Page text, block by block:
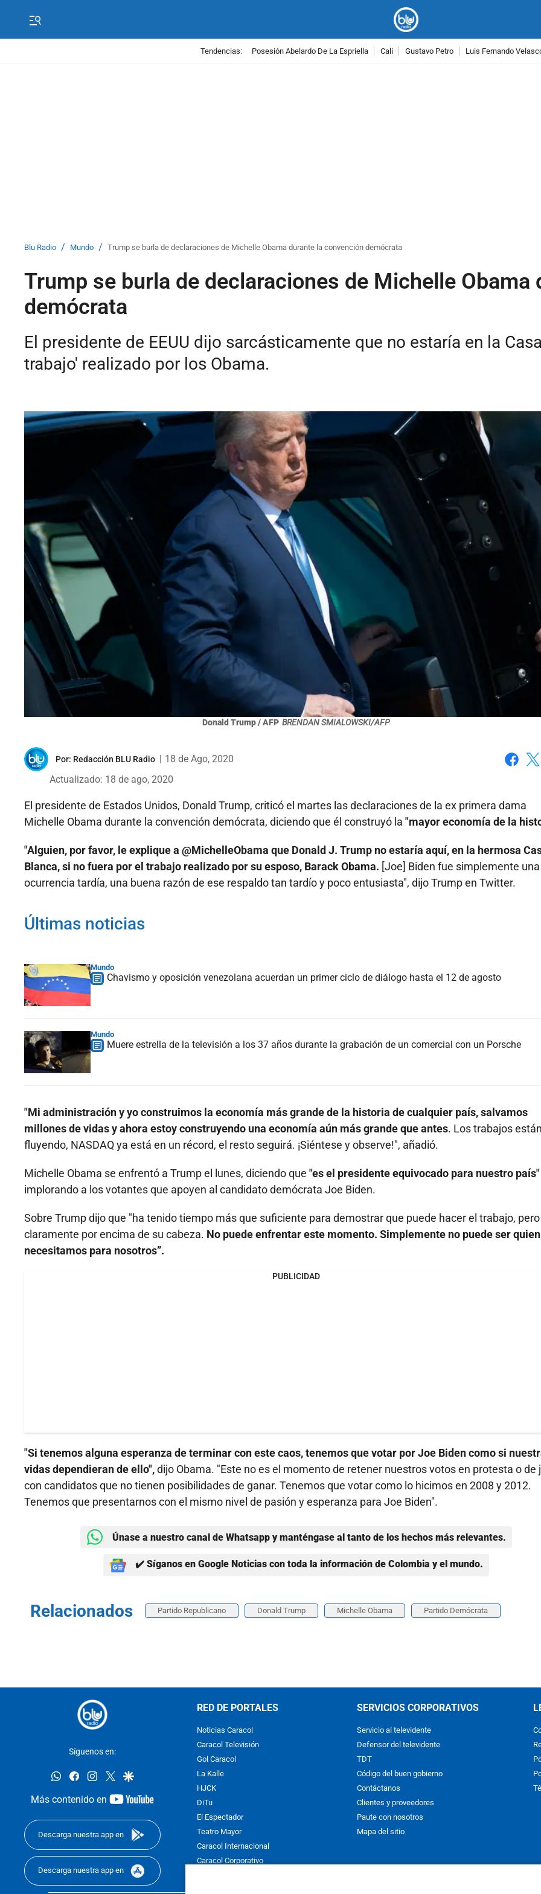
Tendencias: Posesión Abelardo De La Espriella Cali Gustavo Petro Luis Fernando
Blu Radio / Mundo / Trump se burla de declaraciones de Michelle Obama durante la convención demócrata
Trump se burla de declaraciones de Michelle Obama
demócrata
El presidente de EEUU dijo sarcásticamente que no estaría en la
trabajo' realizado por los Obama.
Donald Trump / AFP BRENDAN SMIALOWSKI/AFP
Por: Redacción BLU Radio
18 de Ago, 2020
Actualizado: 18 de ago, 2020
El presidente de Estados Unidos, Donald Trump, criticó el martes las declaraciones de la ex primera dama
Michelle Obama durante la convención demócrata, diciendo que él construyó la "mayor economía de la
"Alguien, por favor, le explique a @MichelleObama que Donald J. Trump no estaría aquí, en la hermosa
Blanca, si no fuera por el trabajo realizado por su esposo, Barack Obama. [Joe] Biden fue simplemente una
ocurrencia tardía, una buena razón de ese respaldo tan tardío y poco entusiasta", dijo Trump en Twitter.
Últimas noticias
Mundo
Chavismo y oposición venezolana acuerdan un primer ciclo de diálogo hasta el 12 de agosto
Mundo
Muere estrella de la televisión a los 37 años durante la grabación de un comercial con un Porsche
"Mi administración y yo construimos la economía más grande de la historia de cualquier país, salvamos
millones de vidas y ahora estoy construyendo una economía aún más grande que antes. Los trabajos están
fluyendo, NASDAQ ya está en un récord, el resto seguirá. ¡Siéntese y observe!", añadió.
Michelle Obama se enfrentó a Trump el lunes, diciendo que "es el presidente equivocado para nuestro país"
implorando a los votantes que apoyen al candidato demócrata Joe Biden.
Sobre Trump dijo que "ha tenido tiempo más que suficiente para demostrar que puede hacer el trabajo,
claramente por encima de su cabeza. No puede enfrentar este momento. Simplemente no puede ser quien
necesitamos para nosotros”.
PUBLICIDAD
"Si tenemos alguna esperanza de terminar con este caos, tenemos que votar por Joe Biden como si
vidas dependieran de ello",dijo Obama. "Este no es el momento de retener nuestros votos en protesta o de
con candidatos que no tienen posibilidades de ganar. Tenemos que votar como lo hicimos en 2008 y 2012.
Tenemos que presentarnos con el mismo nivel de pasión y esperanza para Joe Biden".
Únase a nuestro canal de Whatsapp y manténgase al tanto de los hechos más relevantes.
✔️ Síganos en Google Noticias con toda la información de Colombia y el mundo.
Relacionados Partido Republicano Donald Trump Michelle Obama Partido Demócrata
Síguenos en:
whatsappfacebookinstagram
twittergoogle
Más contenido en
youtube-
Descarga nuestra app en
Descarga nuestra app en
RED DE PORTALES
Noticias Caracol
Caracol Televisión
Gol Caracol
La Kalle
HJCK
DiTu
El Espectador
Teatro Mayor
Caracol Internacional
Caracol Corporativo
SERVICIOS CORPORATIVOS
Servicio al televidente
Defensor del televidente
TDT
Código del buen gobierno
Contáctanos
Clientes y proveedores
Paute con nosotros
Mapa del sitio